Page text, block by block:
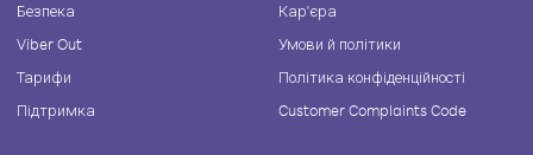
Безпека
Viber Out
Тарифи
Підтримка
Кар'єра
Умови й політики
Політика конфіденційності
Customer Complaints Code